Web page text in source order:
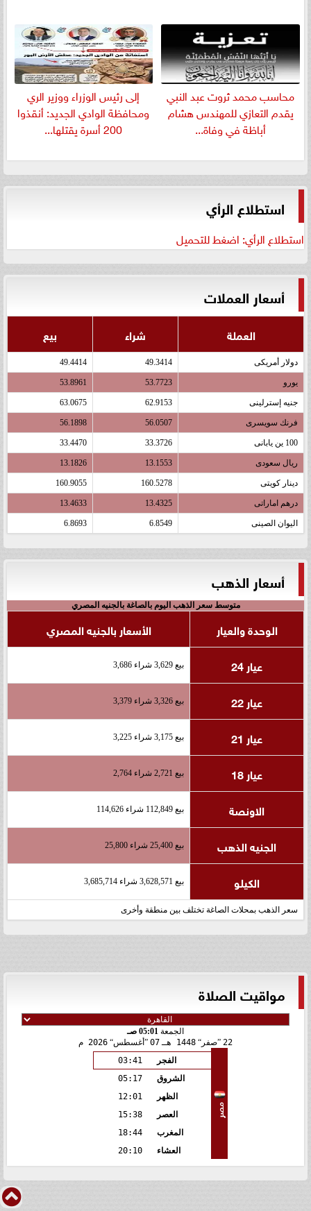
​محاسب محمد ثروت عبد النبي
يقدم التعازي للمهندس هشام
أباظة في وفاة...
إلى رئيس الوزراء ووزير الري
ومحافظة الوادي الجديد: أنقذوا
200 أسرة يقتلها...
استطلاع الرأي
استطلاع الرأي: اضغط للتحميل
أسعار العملات
العملة شراء بيع
دولار أمريكى 49.3414
49.4414
يورو 53.7723
53.8961
جنيه إسترلينى 62.9153
63.0675
فرنك سويسرى 56.0507
56.1898
100 ين يابانى 33.3726
33.4470
ريال سعودى 13.1553
13.1826
دينار كويتى 160.5278
160.9055
درهم اماراتى 13.4325
13.4633
اليوان الصينى 6.8549
6.8693
أسعار الذهب
متوسط سعر الذهب اليوم بالصاغة بالجنيه المصري
الوحدة والعيار
الأسعار بالجنيه المصري
عيار 24
بيع 3,629 شراء 3,686
عيار 22 بيع 3,326 شراء 3,379
عيار 21 بيع 3,175 شراء 3,225
عيار 18 بيع 2,721 شراء 2,764
الاونصة بيع 112,849 شراء 114,626
الجنيه الذهب بيع 25,400 شراء 25,800
الكيلو بيع 3,628,571 شراء 3,685,714
سعر الذهب بمحلات الصاغة تختلف بين منطقة وأخرى
مواقيت الصلاة
الجمعة 05:01 صـ
22 صفر 1448 هـ 07 أغسطس 2026 م
مصر
الفجر
03:41
الشروق
05:17
الظهر
12:01
العصر
15:38
المغرب
18:44
العشاء
20:10